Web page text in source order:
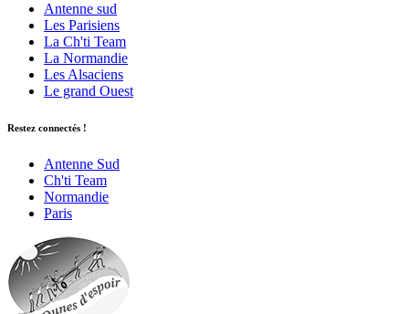
Antenne sud
Les Parisiens
La Ch'ti Team
La Normandie
Les Alsaciens
Le grand Ouest
Restez connectés !
Antenne Sud
Ch'ti Team
Normandie
Paris